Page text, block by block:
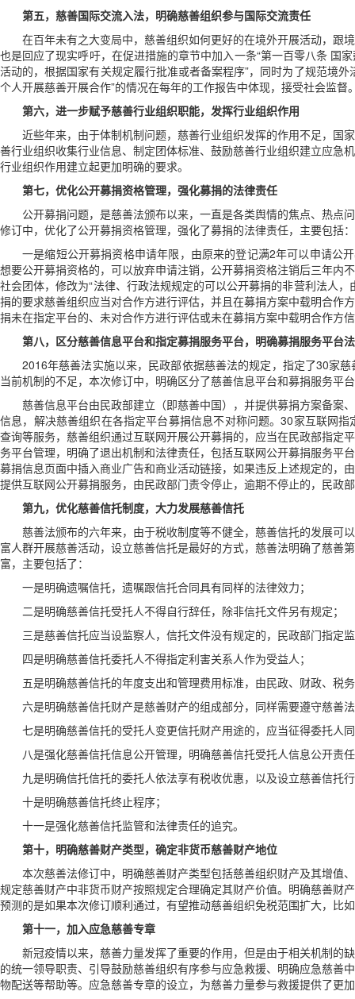
第五，慈善国际交流入法，明确慈善组织参与国际交流责任
在百年未有之大变局中，慈善组织如何更好的在境外开展活动，跟
也是回应了现实呼吁，在促进措施的章节中加入一条“第一百零八条 国
活动的，根据国家有关规定履行批准或者备案程序”，同时为了规范境
个人开展慈善开展合作”的情况在每年的工作报告中体现，接受社会监督
第六，进一步赋予慈善行业组织职能，发挥行业组织作用
近些年来，由于体制机制问题，慈善行业组织发挥的作用不足，国
善行业组织收集行业信息、制定团体标准、鼓励慈善行业组织建立应急
行业组织作用建立起更加明确的要求。
第七，优化公开募捐资格管理，强化募捐的法律责任
公开募捐问题，是慈善法颁布以来，一直是各类舆情的焦点、热点
修订中，优化了公开募捐资格管理，强化了募捐的法律责任，主要包括：
一是缩短公开募捐资格申请年限，由原来的登记满2年可以申请公
想要公开募捐资格的，可以放弃申请注销，公开募捐资格注销后三年内
社会团体，修改为“法律、行政法规规定的可以公开募捐的非营利法人
捐的要求慈善组织应当对合作方进行评估，并且在募捐方案中载明合作
捐未在指定平台的、未对合作方进行评估或未在募捐方案中载明合作方
第八，区分慈善信息平台和指定募捐服务平台，明确募捐服务平台
2016年慈善法实施以来，民政部依据慈善法的规定，指定了30家
当前机制的不足，本次修订中，明确区分了慈善信息平台和募捐服务平
慈善信息平台由民政部建立（即慈善中国），并提供募捐方案备案
信息，解决慈善组织在各指定平台募捐信息不对称问题。30家互联网
查询等服务，慈善组织通过互联网开展公开募捐的，应当在民政部指定
务平台管理，明确了退出机制和法律责任，包括互联网公开募捐服务平
募捐信息页面中插入商业广告和商业活动链接，如果违反上述规定的，
提供互联网公开募捐服务，由民政部门责令停止，逾期不停止的，民政
第九，优化慈善信托制度，大力发展慈善信托
慈善法颁布的六年来，由于税收制度等不健全，慈善信托的发展可
富人群开展慈善活动，设立慈善信托是最好的方式，慈善法明确了慈
富，主要包括了：
一是明确遗嘱信托，遗嘱跟信托合同具有同样的法律效力；
二是明确慈善信托受托人不得自行辞任，除非信托文件另有规定；
三是慈善信托应当设监察人，信托文件没有规定的，民政部门指定
四是明确慈善信托委托人不得指定利害关系人作为受益人；
五是明确慈善信托的年度支出和管理费用标准，由民政、财政、税
六是明确慈善信托财产是慈善财产的组成部分，同样需要遵守慈善
七是明确慈善信托的受托人变更信托财产用途的，应当征得委托人
八是强化慈善信托信息公开管理，明确慈善信托受托人信息公开责
九是明确信托信托的委托人依法享有税收优惠，以及设立慈善信托
十是明确慈善信托终止程序；
十一是强化慈善信托监管和法律责任的追究。
第十，明确慈善财产类型，确定非货币慈善财产地位
本次慈善法修订中，明确慈善财产类型包括慈善组织财产及其增值
规定慈善财产中非货币财产按照规定合理确定其财产价值。明确慈善财
预测的是如果本次修订顺利通过，有望推动慈善组织免税范围扩大，比
第十一，加入应急慈善专章
新冠疫情以来，慈善力量发挥了重要的作用，但是由于相关机制的
的统一领导职责、引导鼓励慈善组织有序参与应急救援、明确应急慈
物配送等帮助等。应急慈善专章的设立，为慈善力量参与救援提供了更